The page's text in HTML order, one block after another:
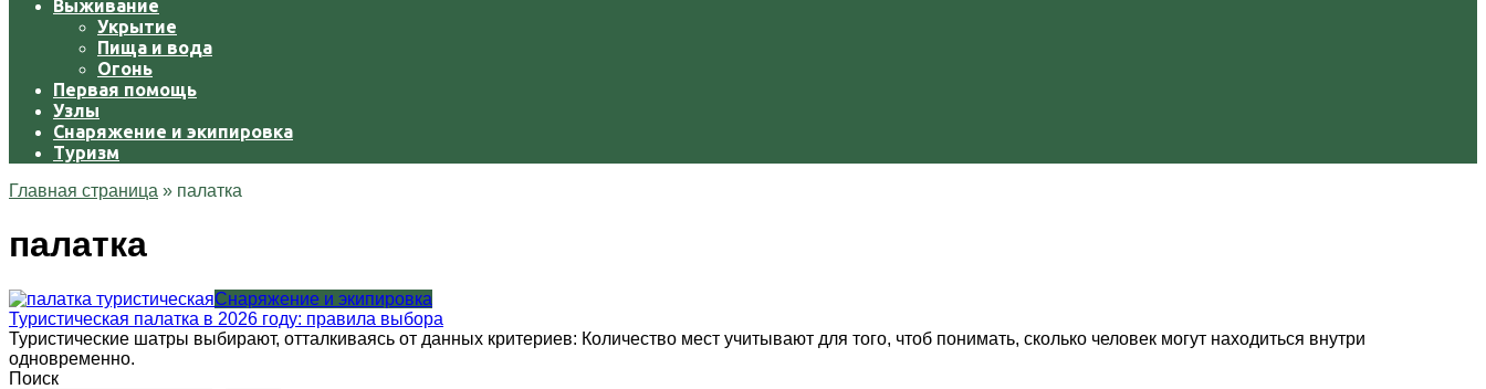
Выживание
Укрытие
Пища и вода
Огонь
Первая помощь
Узлы
Снаряжение и экипировка
Туризм
Главная страница » палатка
палатка
Снаряжение и экипировка
Туристическая палатка в 2026 году: правила выбора
Туристические шатры выбирают, отталкиваясь от данных критериев: Количество мест учитывают для того, чтоб понимать, сколько человек могут находиться внутри
одновременно.
Поиск